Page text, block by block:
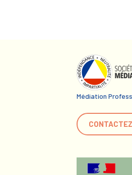
Médiation